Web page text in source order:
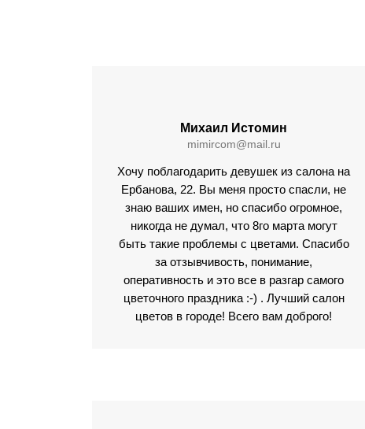
Михаил Истомин
mimircom@mail.ru
Хочу поблагодарить девушек из салона на
Ербанова, 22. Вы меня просто спасли, не
знаю ваших имен, но спасибо огромное,
никогда не думал, что 8го марта могут
быть такие проблемы с цветами. Спасибо
за отзывчивость, понимание,
оперативность и это все в разгар самого
цветочного праздника :-) . Лучший салон
цветов в городе! Всего вам доброго!